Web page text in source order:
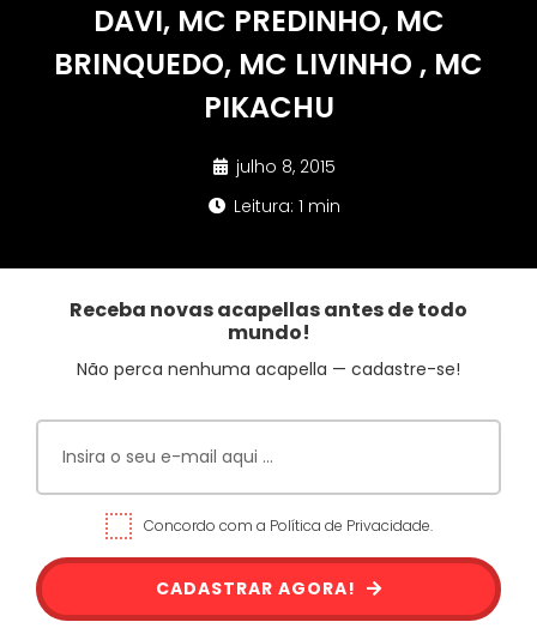
DAVI, MC PREDINHO, MC
BRINQUEDO, MC LIVINHO , MC
PIKACHU
julho 8, 2015
Leitura: 1 min
Receba novas acapellas antes de todo
mundo!
Não perca nenhuma acapella — cadastre-se!
Concordo com a Política de Privacidade.
CADASTRAR AGORA!